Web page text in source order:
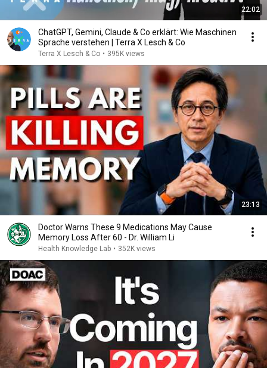
22:02
ChatGPT, Gemini, Claude & Co erklärt: Wie Maschinen
Sprache verstehen | Terra X Lesch & Co
Terra X Lesch & Co • 395K views
23:13
Doctor Warns These 9 Medications May Cause
Memory Loss After 60 - Dr. William Li
Health Knowledge Lab • 352K views